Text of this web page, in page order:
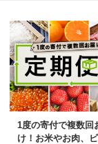
1度の寄付で複数回
け！お米やお肉、